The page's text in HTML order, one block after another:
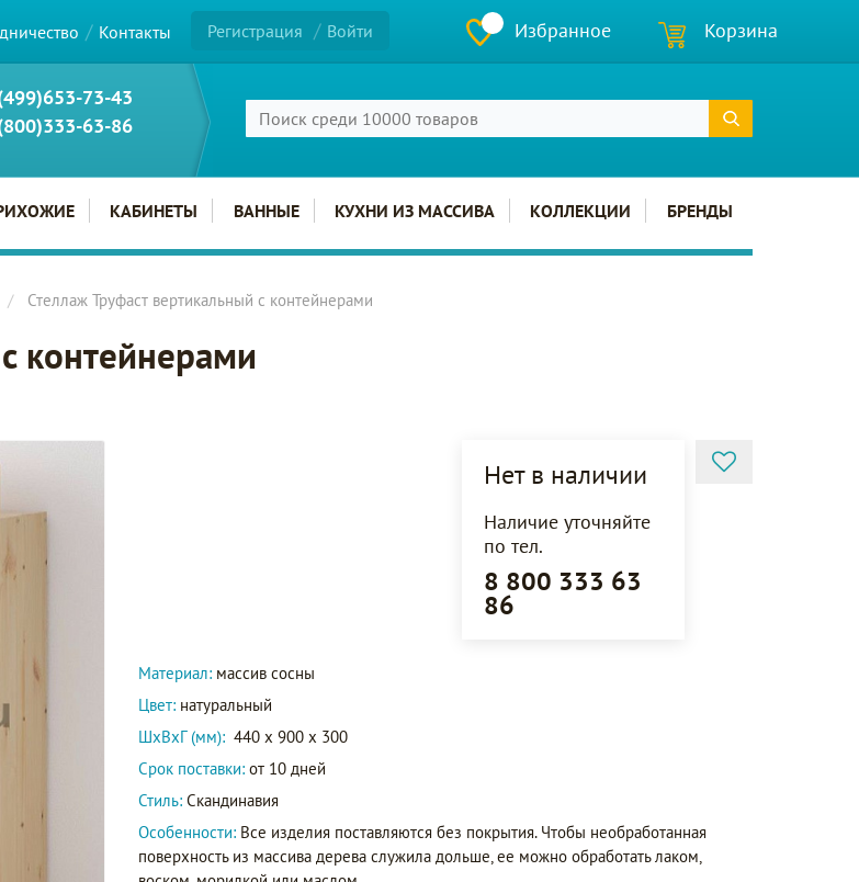
Контакты Регистрация Войти Избранное Корзина
73-43
63-86
КАБИНЕТЫ ВАННЫЕ КУХНИ ИЗ МАССИВА КОЛЛЕКЦИИ БРЕНДЫ
Стеллаж Труфаст вертикальный с контейнерами
контейнерами
Нет в наличии
Наличие уточняйте
по тел.
8 800 333 63
86
Материал: массив сосны
Цвет: натуральный
ШxВxГ (мм): 440 x 900 x 300
Срок поставки: от 10 дней
Стиль: Скандинавия
Особенности: Все изделия поставляются без покрытия. Чтобы необработанная
поверхность из массива дерева служила дольше, ее можно обработать лаком,